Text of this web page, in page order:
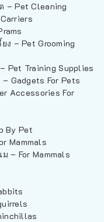
– Pet Cleaning
– Pet Grooming
Pet Training Supplies
Gadgets For Pets
Accessories For
By Pet
Mammals
– For Mammals